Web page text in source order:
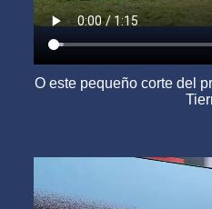
O este pequeño corte del